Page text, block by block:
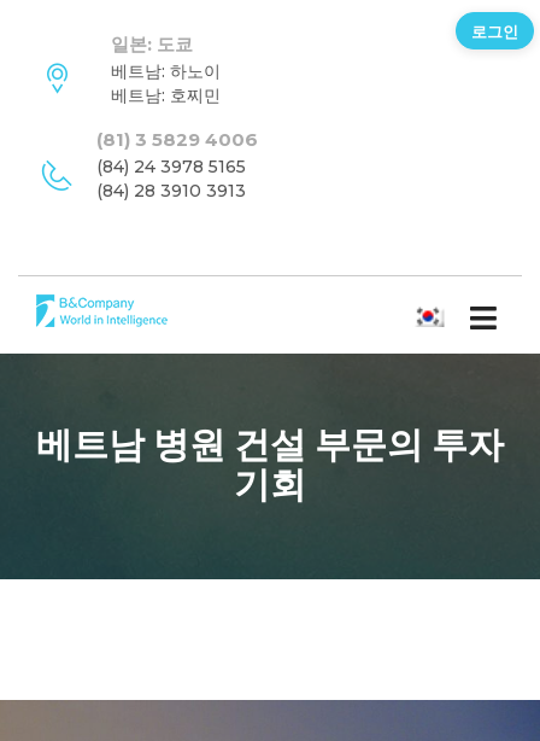
일본: 도쿄
베트남: 하노이
베트남: 호찌민
(81) 3 5829 4006
(84) 24 3978 5165
(84) 28 3910 3913
한국어
베트남 병원 건설 부문의 투자
기회
로그인